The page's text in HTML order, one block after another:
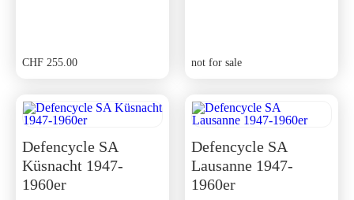
CHF 255.00 not for sale
Defencycle SA
Küsnacht 1947-
1960er
Defencycle SA
Lausanne 1947-
1960er